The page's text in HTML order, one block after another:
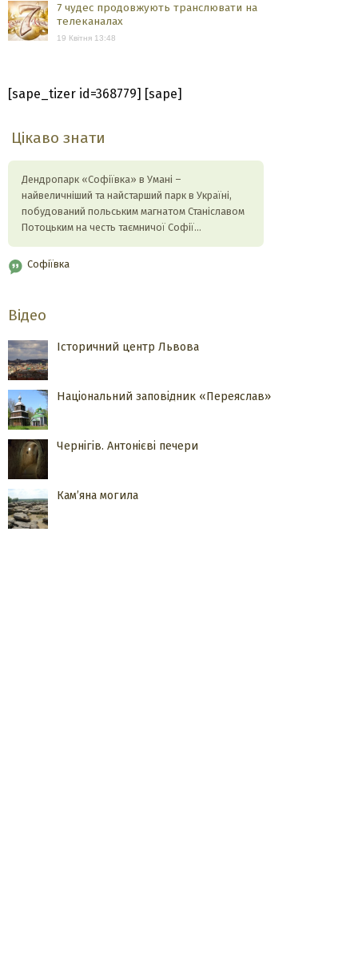
7 чудес продовжують транслювати на
телеканалах
19 Квітня 13:48
[sape_tizer id=368779] [sape]
Цікаво знати
Дендропарк «Софіївка» в Умані –
найвеличніший та найстарший парк в Україні,
побудований польським магнатом Станіславом
Потоцьким на честь таємничої Софії…
Софіївка
Відео
Історичний центр Львова
Національний заповідник «Переяслав»
Чернігів. Антонієві печери
Кам’яна могила